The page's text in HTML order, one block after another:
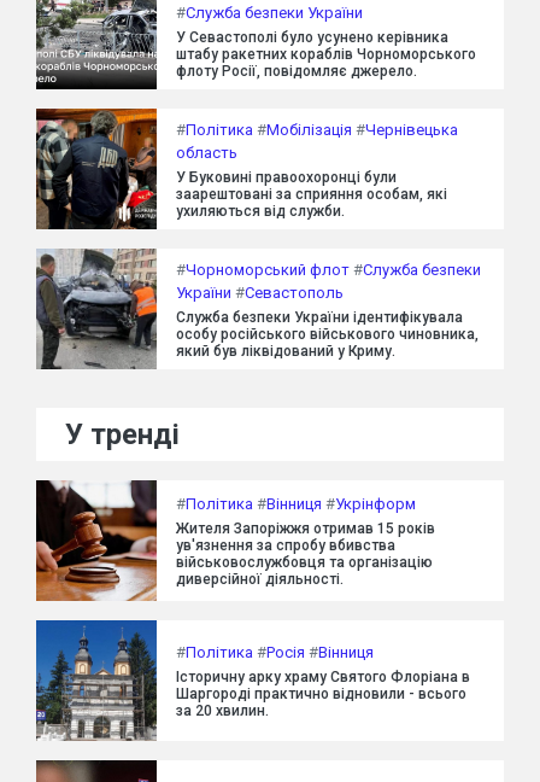
#Служба безпеки України
У Севастополі було усунено керівника
штабу ракетних кораблів Чорноморського
флоту Росії, повідомляє джерело.
#Політика #Мобілізація #Чернівецька
область
У Буковині правоохоронці були
заарештовані за сприяння особам, які
ухиляються від служби.
#Чорноморський флот #Служба безпеки
України #Севастополь
Служба безпеки України ідентифікувала
особу російського військового чиновника,
який був ліквідований у Криму.
У тренді
#Політика #Вінниця #Укрінформ
Жителя Запоріжжя отримав 15 років
ув'язнення за спробу вбивства
військовослужбовця та організацію
диверсійної діяльності.
#Політика #Росія #Вінниця
Історичну арку храму Святого Флоріана в
Шаргороді практично відновили - всього
за 20 хвилин.